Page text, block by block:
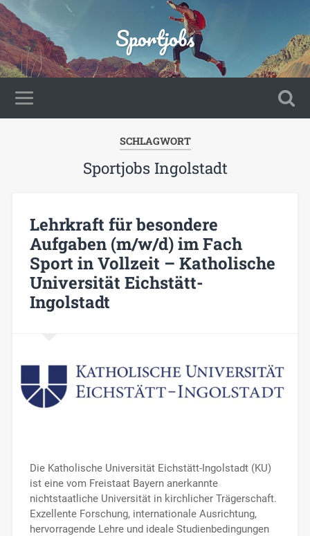
Sportjobs
SCHLAGWORT
Sportjobs Ingolstadt
Lehrkraft für besondere
Aufgaben (m/w/d) im Fach
Sport in Vollzeit – Katholische
Universität Eichstätt-
Ingolstadt
Die Katholische Universität Eichstätt-Ingolstadt (KU)
ist eine vom Freistaat Bayern anerkannte
nichtstaatliche Universität in kirchlicher Trägerschaft.
Exzellente Forschung, internationale Ausrichtung,
hervorragende Lehre und ideale Studienbedingungen